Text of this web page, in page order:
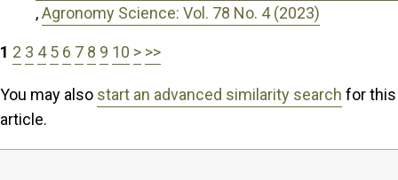
,Agronomy Science: Vol. 78 No. 4 (2023)
1 2 3 4 5 6 7 8 9 10 > >>
You may also start an advanced similarity search for this
article.